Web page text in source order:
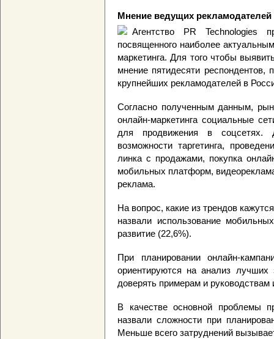
Мнение ведущих рекламодателей
Агентство PR Technologies
посвященного наиболее
маркетинга. Для того чтобы
мнение пятидесяти респондентов,
крупнейших рекламодателей в
Согласно полученным данным,
онлайн-маркетинга социальные
для продвижения в
возможности таргетинга,
линка с продажами, покупка
мобильных платформ,
реклама.
На вопрос, какие из трендов
назвали использование
развитие (22,6%).
При планировании онлайн-
ориентируются на анализ
доверять примерам и руководствам
В качестве основной проблемы
назвали сложности при
Меньше всего затруднений